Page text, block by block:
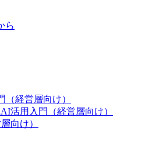
ら
経営層向け）
活用入門（経営層向け）
向け）